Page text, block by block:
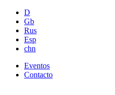
D
Gb
Rus
Esp
chn
Eventos
Contacto